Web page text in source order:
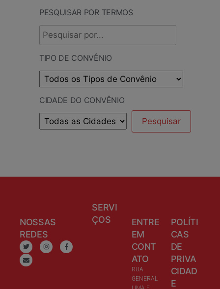
PESQUISAR POR TERMOS
TIPO DE CONVÊNIO
CIDADE DO CONVÊNIO
NOSSAS
REDES
SERVI
ÇOS
ENTRE
EM
CONT
ATO
RUA
GENERAL
POLÍTI
CAS
DE
PRIVA
CIDAD
E